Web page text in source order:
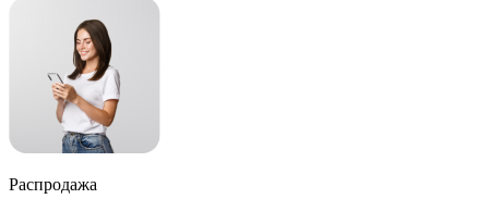
Распродажа